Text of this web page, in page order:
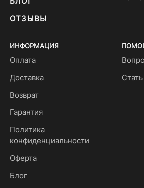
ОТЗЫВЫ
ИНФОРМАЦИЯ
Оплата
Доставка
Возврат
Гарантия
Политика
конфиденциальности
Оферта
Блог